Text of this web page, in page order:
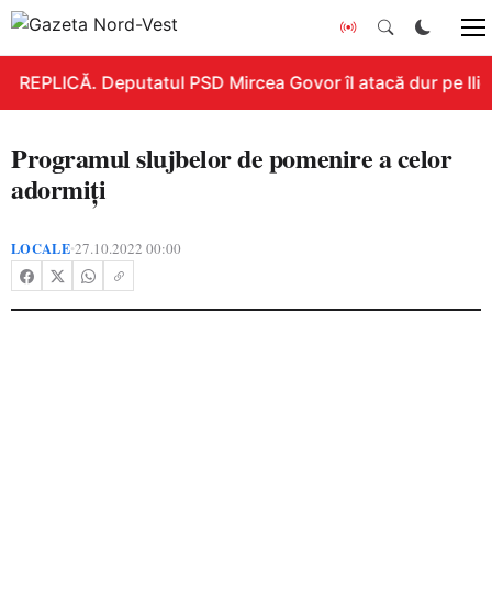
REPLICĂ. Deputatul PSD Mircea Govor îl atacă dur pe
Programul slujbelor de pomenire a celor
adormiți
LOCALE•27.10.2022 00:00